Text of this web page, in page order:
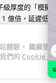
體驗。 繼續使用
們的 Cookie 政
級厚度的「模擬
億倍，延遲低